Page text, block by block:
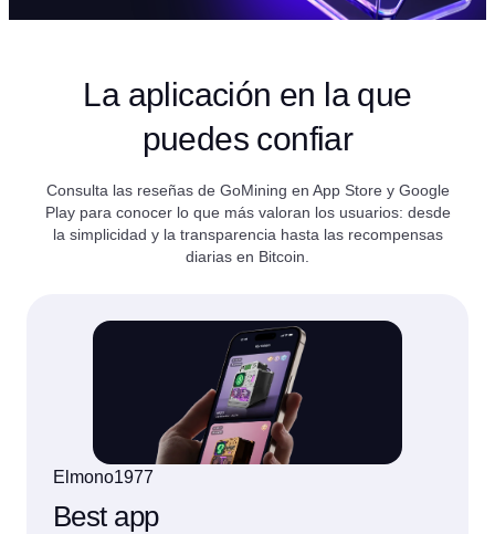
La aplicación en la que
puedes confiar
Consulta las reseñas de GoMining en App Store y Google
Play para conocer lo que más valoran los usuarios: desde
la simplicidad y la transparencia hasta las recompensas
diarias en Bitcoin.
Elmono1977
Best app